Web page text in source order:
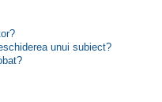
unui subiect?